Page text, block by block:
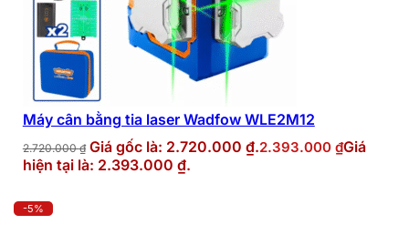
Máy cân bằng tia laser Wadfow WLE2M12
2.720.000₫ Giá gốc là: 2.720.000 ₫.2.393.000 ₫Giá
hiện tại là: 2.393.000 ₫.
-5%